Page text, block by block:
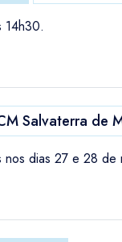
14h30.
Salvaterra de
nos dias 27 e 28